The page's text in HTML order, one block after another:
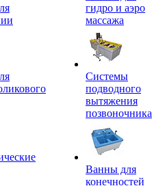
гидро и аэро
массажа
Системы
подводного
вытяжения
позвоночника
Ванны для
конечностей